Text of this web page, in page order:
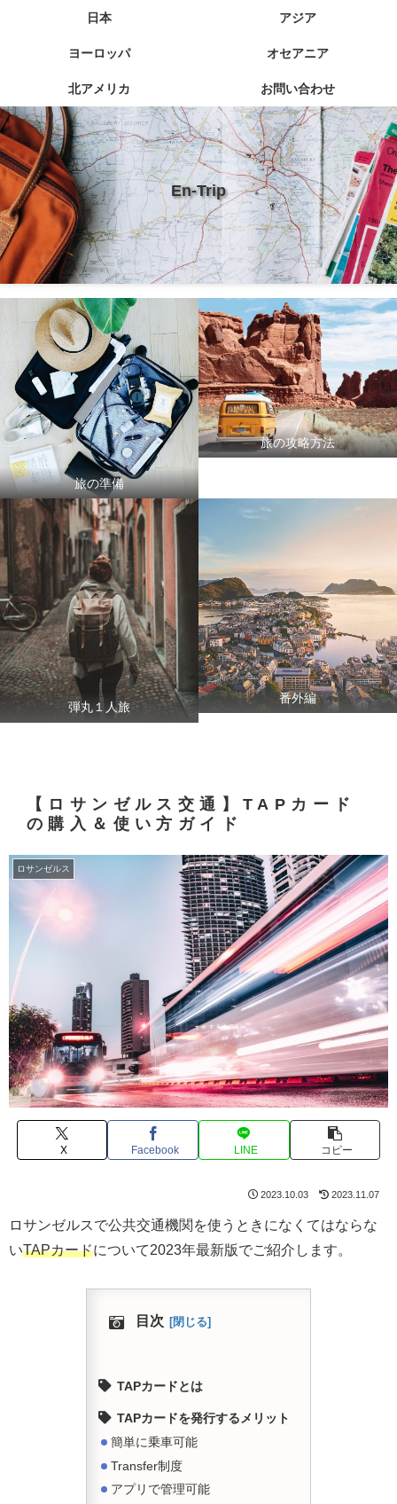
En-Trip
日本 アジア
ヨーロッパ オセアニア
北アメリカ お問い合わせ
旅の準備
旅の攻略方法
弾丸１人旅
番外編
【ロサンゼルス交通】TAPカード
の購入＆使い方ガイド
ロサンゼルス
X Facebook LINE コピー
2023.10.03 2023.11.07
ロサンゼルスで公共交通機関を使うときになくてはならな
いTAPカードについて2023年最新版でご紹介します。
目次
TAPカードとは
TAPカードを発行するメリット
簡単に乗車可能
Transfer制度
アプリで管理可能